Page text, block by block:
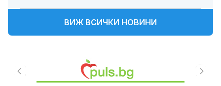
ВИЖ ВСИЧКИ НОВИНИ